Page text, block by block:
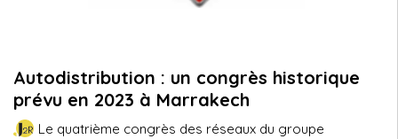
Autodistribution : un congrès historique
prévu en 2023 à Marrakech
Le quatrième congrès des réseaux du groupe